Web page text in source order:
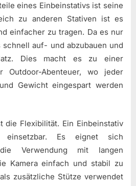
eines Einbeinstativs ist seine
zu anderen Stativen ist es
einfacher zu tragen. Da es nur
auf- und abzubauen und
Dies macht es zu einer
Outdoor-Abenteuer, wo jeder
Gewicht eingespart werden
die Flexibilität. Ein Einbeinstativ
Es eignet sich
Verwendung mit langen
Kamera einfach und stabil zu
zusätzliche Stütze verwendet